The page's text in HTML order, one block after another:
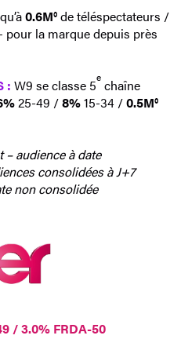
0.6M°de téléspectateurs /
la marque depuis près
: W9 se classe 5e chaîne
25-49 /8%15-34 /0.5M°
audience à date
consolidées à J+7
non consolidée
/ 3.0% FRDA-50